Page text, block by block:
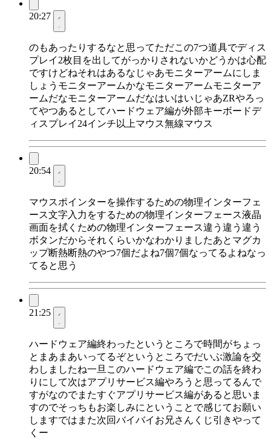
20:27
のもあったりするなと思ってただこの7つ道具でディス
プレイ2枚目を出してがっかりされないかどうかは心配
ですけどねそれはあるなじゃあモニターアームにしま
しょうモニターアームかなモニターアームモニターア
ームだなモニターアームだなはいはいじゃあZRやろっ
てやつあるとしてハードウェア編が外部キーボードデ
ィスプレイ24インチ以上マウス無線マウス
20:54
マウスポインターを操作するための物理インターフェ
ース文字入力をするための物理インターフェース液晶
画面を拭くための物理インターフェース違う違う違う
ボタンだからそれくらいかなわかりましたあとマグカ
ップ断熱断熱のやつ7個だよね7個7個なってるよねなっ
てると思う
21:25
ハードウェア編終わったというところで時間がちょっ
とまあまあいってるぞというところでだいぶ激論を交
わしましたね一旦このハードウェア編でこの話を終わ
りにして次はアプリサービス編やろうと思ってるんで
すがなのでまたすぐアプリサービス編があると思いま
すのでそっちもお楽しみにということで感じてお願い
しますではまた次回バイバイお兄さんくじ引きやって
くー